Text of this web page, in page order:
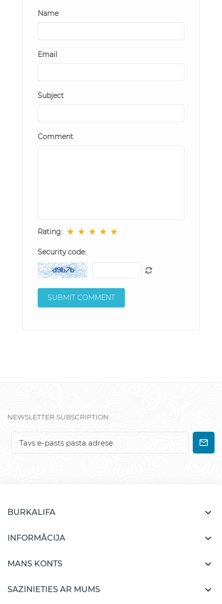
Name
Email
Subject
Comment
Rating: ★ ★ ★ ★ ★
Security code:
NEWSLETTER SUBSCRIPTION
BURKALIFA 
INFORMĀCIJA 
MANS KONTS 
SAZINIETIES AR MUMS 